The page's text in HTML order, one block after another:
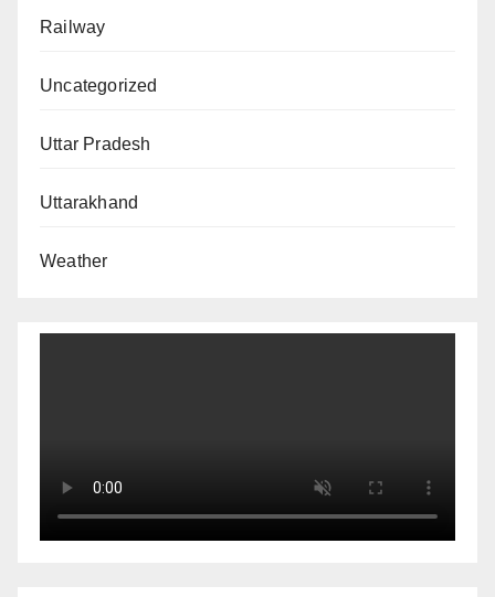
Railway
Uncategorized
Uttar Pradesh
Uttarakhand
Weather